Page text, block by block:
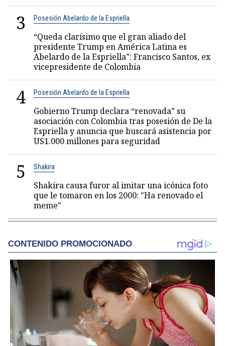
3 Posesión Abelardo de la Espriella
“Queda clarísimo que el gran aliado del
presidente Trump en América Latina es
Abelardo de la Espriella”: Francisco Santos, ex
vicepresidente de Colombia
4 Posesión Abelardo de la Espriella
Gobierno Trump declara “renovada” su
asociación con Colombia tras posesión de De la
Espriella y anuncia que buscará asistencia por
US1.000 millones para seguridad
5 Shakira
Shakira causa furor al imitar una icónica foto
que le tomaron en los 2000: "Ha renovado el
meme"